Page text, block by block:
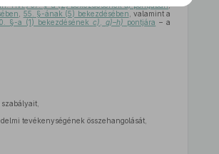
Hvt.) 37. §-a (2) bekezdéséneka)pontjában,
55. §-ának (5) bekezdésében , valamint a
§-a (1) bekezdésénekc) ,g)–h) pontjára – a
tevékenységének összehangolását,